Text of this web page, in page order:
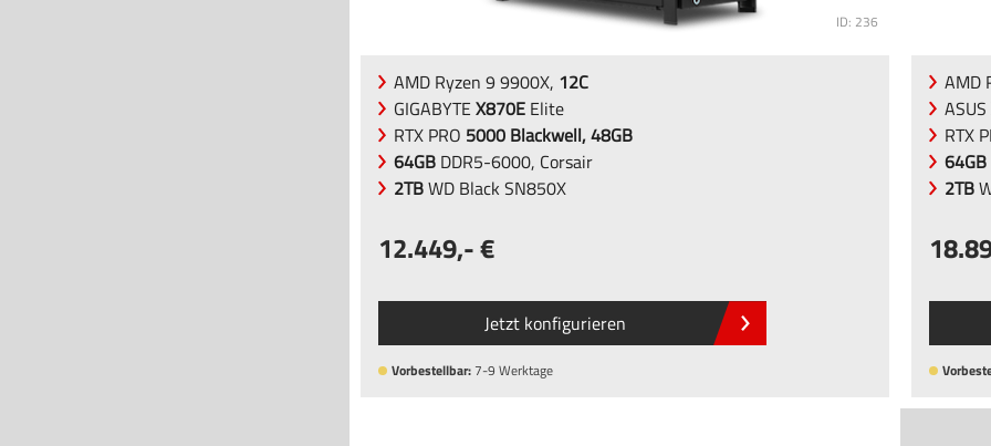
ID: 236
AMD Ryzen 9 9900X, 12C
GIGABYTE X870E Elite
RTX PRO 5000 Blackwell, 48GB
64GB DDR5-6000, Corsair
2TBWD Black SN850X
12.449,-
Jetzt konfigurieren
Vorbestellbar: 7-9 Werktage
AMD
ASUS
RTX
64GB
2TB